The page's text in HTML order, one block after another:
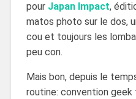
pour Japan Impact,
matos photo sur le dos,
cou et toujours les
peu con.
Mais bon, depuis le
routine: convention geek